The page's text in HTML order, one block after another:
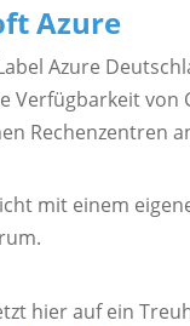
Azure
Azure
Verfügbarkeit von
Rechenzentren
mit einem
hier auf ein